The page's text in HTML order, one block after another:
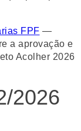
FPF —
a aprovação e
Acolher 2026
2026